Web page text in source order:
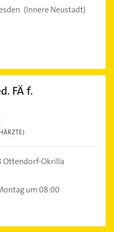
(Innere Neustadt)
FÄ f.
Ottendorf-Okrilla
um 08:00